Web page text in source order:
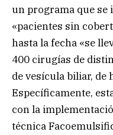
un programa que se
«pacientes sin
hasta la fecha «se
400 cirugías de
de vesícula biliar, de
Específicamente,
con la
técnica